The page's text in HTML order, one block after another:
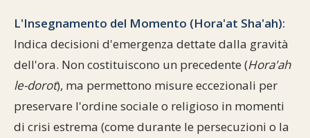
L'Insegnamento del Momento (Hora'at Sha'ah):
Indica decisioni d'emergenza dettate dalla gravità
dell'ora. Non costituiscono un precedente (Hora'ah
le-dorot), ma permettono misure eccezionali per
preservare l'ordine sociale o religioso in momenti
di crisi estrema (come durante le persecuzioni o la